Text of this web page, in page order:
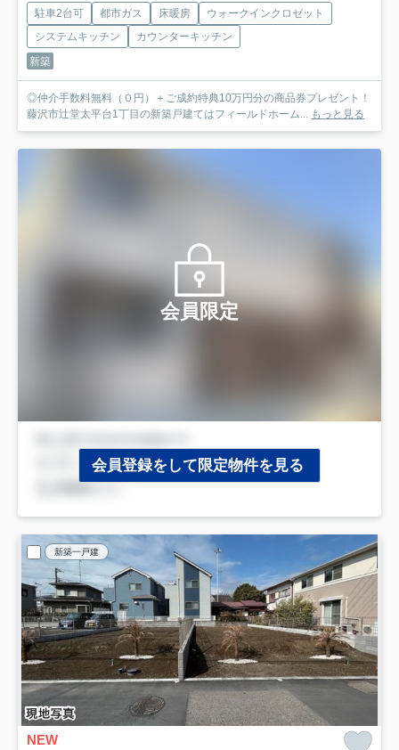
駐車2台可 都市ガス 床暖房
ウォークインクロゼット
システムキッチン
カウンターキッチン
新築
◎仲介手数料無料（０円）＋ご成約特典10万円分の商品券プレゼント！
藤沢市辻堂太平台1丁目の新築戸建てはフィールドホーム...
もっと見る
会員限定
会員登録をして限定物件を見る
新築一戸建
NEW